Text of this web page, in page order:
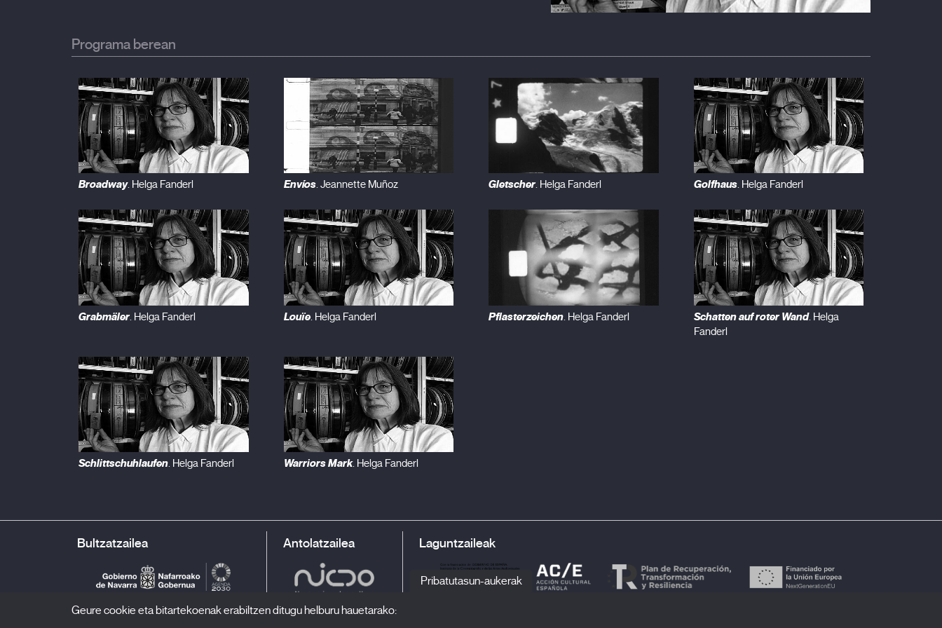
Programa berean
Broadway. Helga Fanderl Envíos. Jeannette Muñoz Gletscher. Helga Fanderl Golfhaus. Helga Fanderl
Grabmäler. Helga Fanderl Louïe. Helga Fanderl Pflasterzeichen. Helga Fanderl Schatten auf roter Wand. Helga
Fanderl
Schlittschuhlaufen. Helga Fanderl Warriors Mark. Helga Fanderl
Bultzatzailea Antolatzailea Laguntzaileak
Pribatutasun-aukerak
Geure cookie eta bitartekoenak erabiltzen ditugu helburu hauetarako: